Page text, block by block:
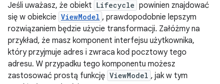
Jeśli uważasz, że obiekt Lifecycle powinien znajdować
się w obiekcie ViewModel , prawdopodobnie lepszym
rozwiązaniem będzie użycie transformacji. Załóżmy na
przykład, że masz komponent interfejsu użytkownika,
który przyjmuje adres i zwraca kod pocztowy tego
adresu. W przypadku tego komponentu możesz
zastosować prostą funkcję ViewModel , jak w tym